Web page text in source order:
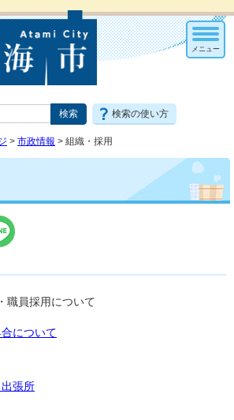
検索の使い方
メニュー
> 市政情報 > 組織・採用
職員採用について
について
張所